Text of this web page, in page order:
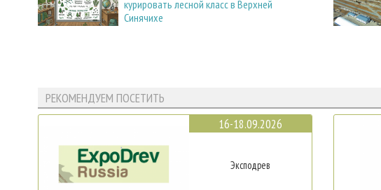
курировать лесной класс в Верхней
Синячихе
РЕКОМЕНДУЕМ ПОСЕТИТЬ
16-18.09.2026
Эксподрев